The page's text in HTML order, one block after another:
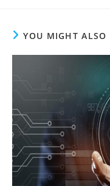
YOU MIGHT ALSO